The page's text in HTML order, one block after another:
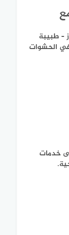
– طبيبة
الحشوات
على خدمات